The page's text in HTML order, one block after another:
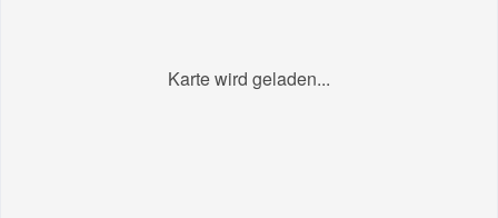
Karte wird geladen...